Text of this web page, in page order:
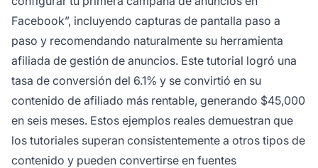
Facebook”, incluyendo capturas de pantalla paso a
paso y recomendando naturalmente su herramienta
afiliada de gestión de anuncios. Este tutorial logró una
tasa de conversión del 6.1% y se convirtió en su
contenido de afiliado más rentable, generando $45,000
en seis meses. Estos ejemplos reales demuestran que
los tutoriales superan consistentemente a otros tipos de
contenido y pueden convertirse en fuentes